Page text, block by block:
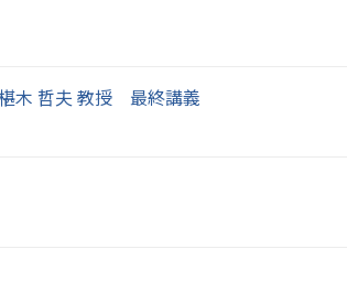
木 哲夫 教授 最終講義